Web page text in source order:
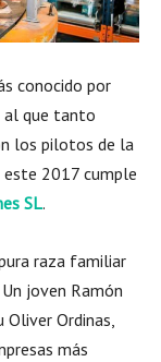
conocido por
al que tanto
los pilotos de la
este 2017 cumple
SL.
raza familiar
joven Ramón
Oliver Ordinas,
más